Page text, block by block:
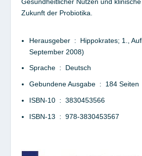
Gesundheitlicher Nutzen und
Zukunft der Probiotika.
Herausgeber ‏ : ‎
Hippokrates; 1.,
September 2008)
Sprache ‏ : ‎ Deutsch
Gebundene Ausgabe ‏ : ‎ 184 Seiten
ISBN-10 ‏ : ‎ 3830453566
ISBN-13 ‏ : ‎ 978-3830453567